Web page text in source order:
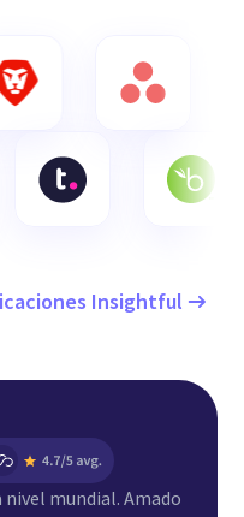
Insightful
mundial. Amado